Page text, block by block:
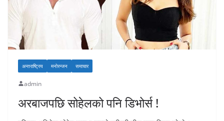
अन्तराष्ट्रिय मनोरन्जन समाचार
admin
अरबाजपछि सोहेलको पनि डिभोर्स !